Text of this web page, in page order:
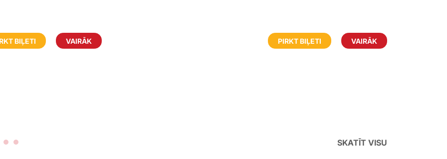
BIĻETI VAIRĀK PIRKT BIĻETI VAIRĀK
SKATĪT VISU